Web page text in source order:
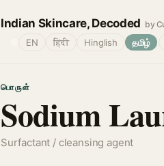
Indian Skincare, Decoded by
EN हिंदी Hinglish தமிழ்
பொருள்
Sodium
Surfactant / cleansing agent